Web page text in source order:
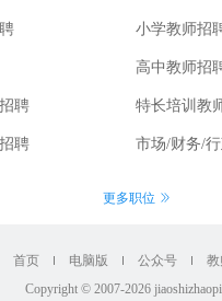
请见报名信息
查看中国教师招聘网：http://
小学教师招
高中教师招
聘 特长培训教
聘 市场/财务/
更多职位
首页 电脑版 公众号
教
Copyright © 2007-2026